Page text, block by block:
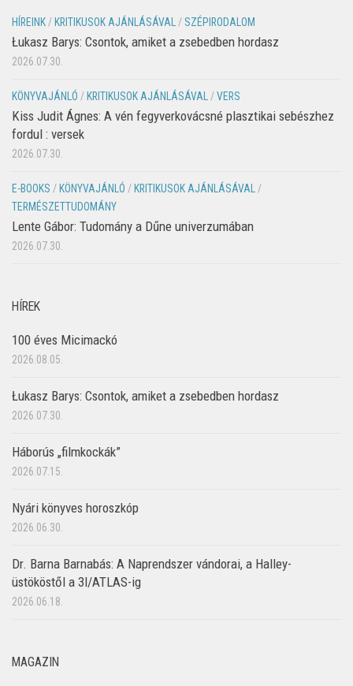
HÍREINK / KRITIKUSOK AJÁNLÁSÁVAL / SZÉPIRODALOM
Łukasz Barys: Csontok, amiket a zsebedben hordasz
2026.07.30.
KÖNYVAJÁNLÓ / KRITIKUSOK AJÁNLÁSÁVAL /VERS
Kiss Judit Ágnes: A vén fegyverkovácsné plasztikai sebészhez
fordul : versek
2026.07.30.
E-BOOKS / KÖNYVAJÁNLÓ / KRITIKUSOK AJÁNLÁSÁVAL
/
TERMÉSZETTUDOMÁNY
Lente Gábor: Tudomány a Dűne univerzumában
2026.07.30.
HÍREK
100 éves Micimackó
2026.08.05.
Łukasz Barys: Csontok, amiket a zsebedben hordasz
2026.07.30.
Háborús „filmkockák”
2026.07.15.
Nyári könyves horoszkóp
2026.06.30.
Dr. Barna Barnabás: A Naprendszer vándorai, a Halley-
üstököstől a 3I/ATLAS-ig
2026.06.18.
MAGAZIN